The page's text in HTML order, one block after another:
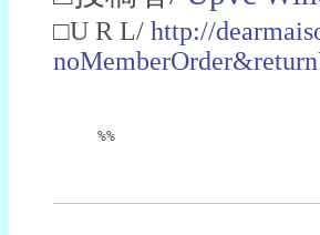
□U R L/ http://
%%